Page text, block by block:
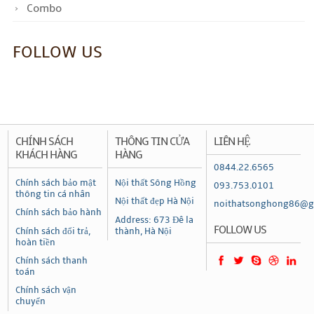
Combo
FOLLOW US
CHÍNH SÁCH
KHÁCH HÀNG
Chính sách bảo mật
thông tin cá nhân
Chính sách bảo hành
Chính sách đổi trả,
hoàn tiền
Chính sách thanh
toán
Chính sách vận
chuyển
THÔNG TIN CỬA
HÀNG
Nội thất Sông Hồng
Nội thất đẹp Hà Nội
Address: 673 Đê la
thành, Hà Nội
LIÊN HỆ
0844.22.6565
093.753.0101
FOLLOW US